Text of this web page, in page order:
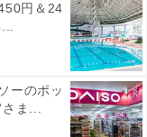
ーピーのプリント
はニューヨーカー
ます。表裏で異な
ており、見るたび
円＆24
ーのポッ
ま...